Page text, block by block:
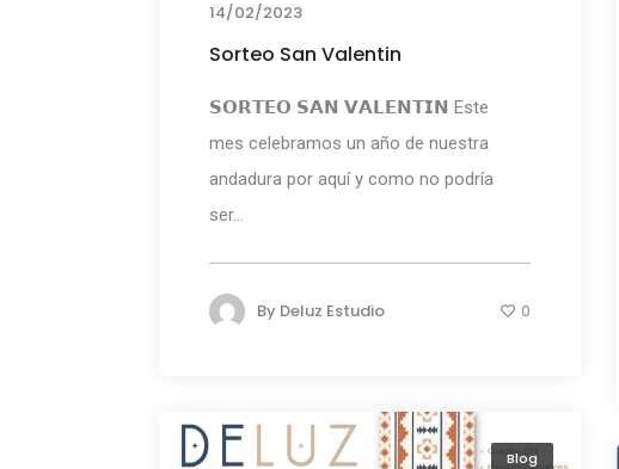
14/02/2023
Sorteo San Valentin
𝗦𝗢𝗥𝗧𝗘𝗢 𝗦𝗔𝗡 𝗩𝗔𝗟𝗘𝗡𝗧𝗜𝗡 ⁣⁣Este
mes celebramos un año de nuestra
andadura por aquí y como no podría
ser...
By Deluz Estudio 0
Blog